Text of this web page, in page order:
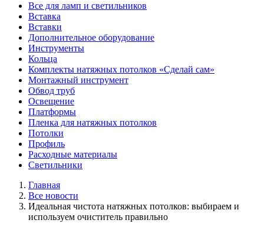
Все для ламп и светильников
Вставка
Вставки
Дополнительное оборудование
Инструменты
Кольца
Комплекты натяжных потолков «Сделай сам»
Монтажный инструмент
Обвод труб
Освещение
Платформы
Пленка для натяжных потолков
Потолки
Профиль
Расходные материалы
Светильники
Главная
Все новости
Идеальная чистота натяжных потолков: выбираем и
используем очиститель правильно